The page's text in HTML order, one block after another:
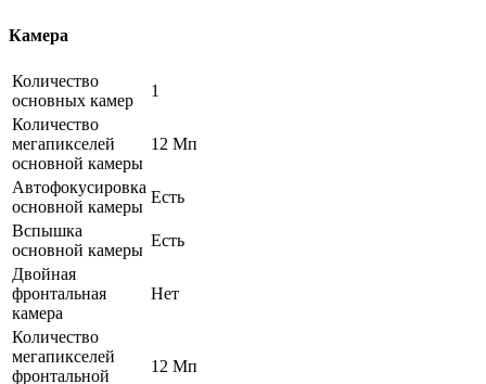
Камера
Количество
основных камер
1
Количество
мегапикселей
основной камеры
12 Мп
Автофокусировка
основной камеры
Есть
Вспышка
основной камеры
Есть
Двойная
фронтальная
камера
Нет
Количество
мегапикселей
фронтальной
12 Мп